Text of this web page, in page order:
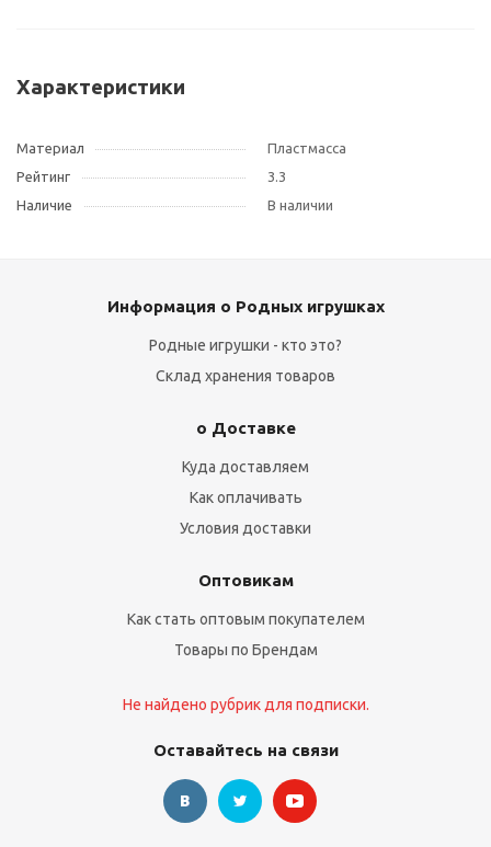
Характеристики
Материал
Пластмасса
Рейтинг
3.3
Наличие
В наличии
Информация о Родных игрушках
Родные игрушки - кто это?
Склад хранения товаров
о Доставке
Куда доставляем
Как оплачивать
Условия доставки
Оптовикам
Как стать оптовым покупателем
Товары по Брендам
Не найдено рубрик для подписки.
Оставайтесь на связи